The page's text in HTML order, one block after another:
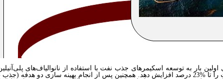
بار به توسعه اسکیمر‌های جذب نفت با استفاده از نانوالیاف‌های
نشان داد که استفاده از از این نانو الیاف می‌تواند نرخ جذب نفت را تا %23 درصد افزایش دهد. همچنین پس از انجام